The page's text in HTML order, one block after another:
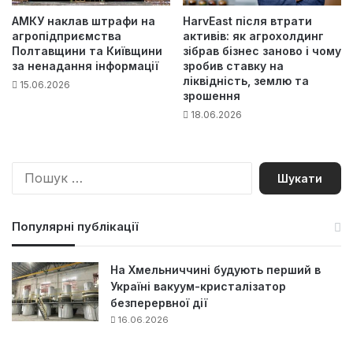
АМКУ наклав штрафи на
агропідприємства
Полтавщини та Київщини
за ненадання інформації
15.06.2026
HarvEast після втрати
активів: як агрохолдинг
зібрав бізнес заново і чому
зробив ставку на
ліквідність, землю та
зрошення
18.06.2026
П
Популярні публікації
На Хмельниччині будують перший в
Україні вакуум-кристалізатор
безперервної дії
16.06.2026